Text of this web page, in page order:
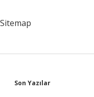
Sitemap
Sidebar
Son Yazılar